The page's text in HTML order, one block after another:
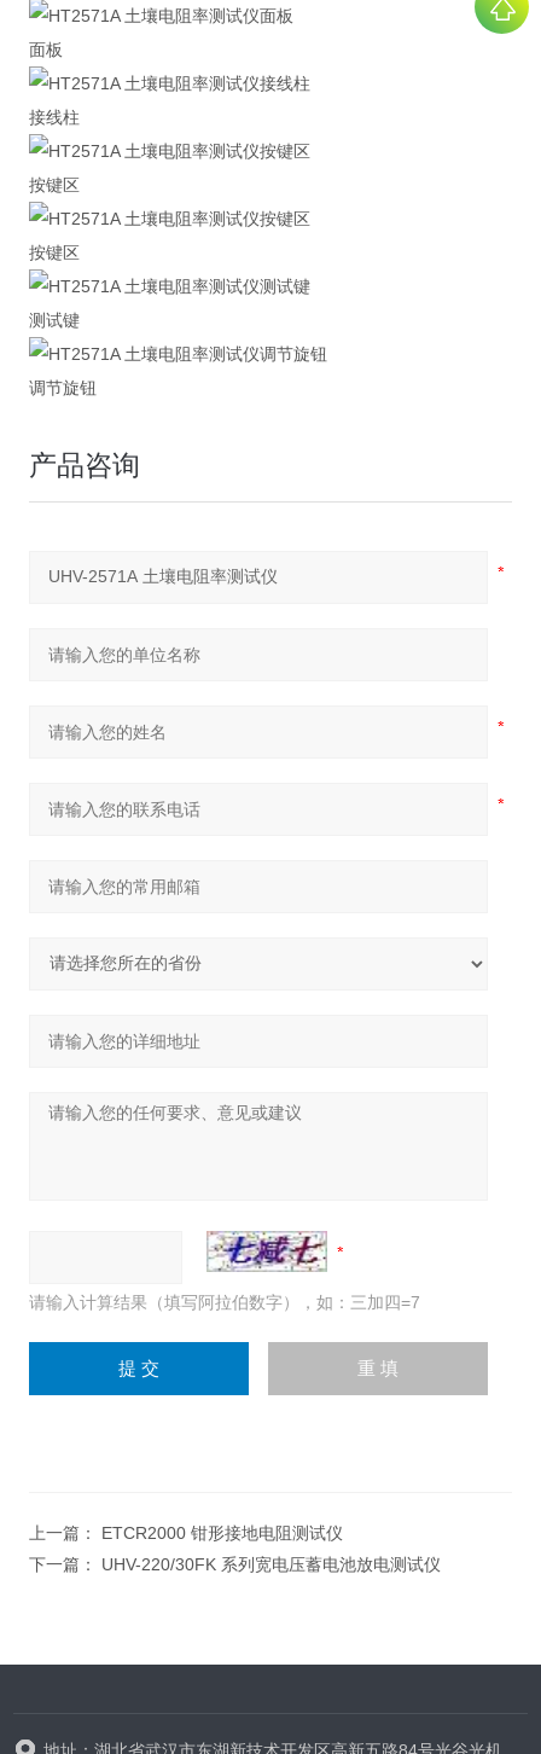
面板
接线柱
按键区
按键区
测试键
调节旋钮
产品咨询
请输入计算结果（填写阿拉伯数字），如：三加四=7
上一篇： ETCR2000 钳形接地电阻测试仪
下一篇： UHV-220/30FK 系列宽电压蓄电池放电测试仪